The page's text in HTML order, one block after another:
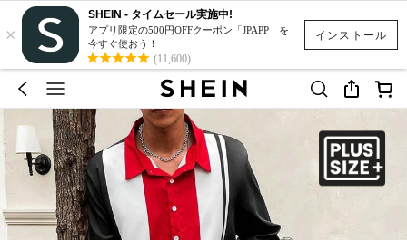
インストール
×
SHEIN - タイムセール実施中!
アプリ限定の500円OFFクーポン「JPAPP」を
今すぐ使おう！
(11,600)